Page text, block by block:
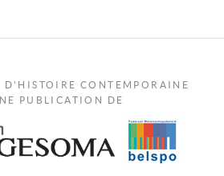
D'HISTOIRE CONTEMPORAINE
PUBLICATION DE